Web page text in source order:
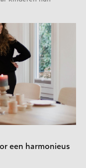
een harmonieus